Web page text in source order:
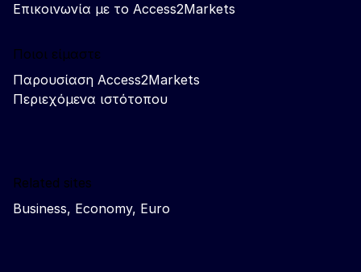
Επικοινωνία με το Access2Markets
Ποιοι είμαστε
Παρουσίαση Access2Markets
Περιεχόμενα ιστότοπου
Related sites
Business, Economy, Euro